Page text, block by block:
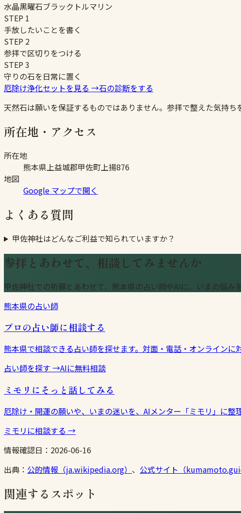
水晶黒曜石ブラックトルマリン
STEP 1
手放したいことを書く
STEP 2
参拝で区切りをつける
STEP3
守りの石を日常に置く
厄除け浄化セットを見る →石の診断をする
天然石は願いを保証するものではありません。参拝で整えた気持ち
所在地・アクセス
所在地
熊本県上益城郡甲佐町上揚876
地図
Google マップで開く
よくある質問
甲佐神社はどんなご利益で知られていますか？
参拝とあわせて、相談してみませんか
甲佐神社での祈願とあわせて、熊本県の占い師やAIに、いまの悩み
熊本県の占い師
プロの占い師に相談する
熊本県で相談できる占い師を探せます。対面・電話・オンラインに
占い師を探す →AIに無料相談
ミモリにそっと話してみる
厄除け・開運の願いや、いまの迷いを、AIメンター「ミモリ」に整
ミモリに相談する →
情報確認日： 2026-06-16
出典： 公的情報（ja.wikipedia.org） 、 公式サイト（
関連するスポット